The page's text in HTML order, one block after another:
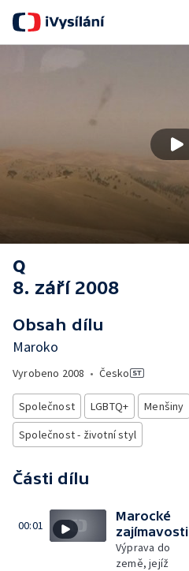
Q
8. září 2008
Obsah dílu
Maroko
Vyrobeno 2008 • Česko
Společnost LGBTQ+
Menšiny
Společnost - životní styl
Části dílu
00:01
Marocké
zajímavosti
Výprava do
země, jejíž